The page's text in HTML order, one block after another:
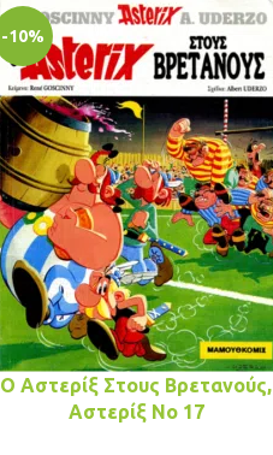
-10%
Ο Αστερίξ Στους Βρετανούς,
Αστερίξ No 17